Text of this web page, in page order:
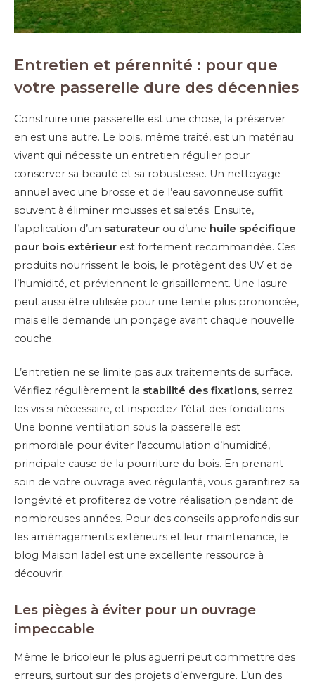
Entretien et pérennité : pour que
votre passerelle dure des décennies
Construire une passerelle est une chose, la préserver
en est une autre. Le bois, même traité, est un matériau
vivant qui nécessite un entretien régulier pour
conserver sa beauté et sa robustesse. Un nettoyage
annuel avec une brosse et de l’eau savonneuse suffit
souvent à éliminer mousses et saletés. Ensuite,
l’application d’un saturateur ou d’une huile spécifique
pour bois extérieur est fortement recommandée. Ces
produits nourrissent le bois, le protègent des UV et de
l’humidité, et préviennent le grisaillement. Une lasure
peut aussi être utilisée pour une teinte plus prononcée,
mais elle demande un ponçage avant chaque nouvelle
couche.
L’entretien ne se limite pas aux traitements de surface.
Vérifiez régulièrement la stabilité des fixations, serrez
les vis si nécessaire, et inspectez l’état des fondations.
Une bonne ventilation sous la passerelle est
primordiale pour éviter l’accumulation d’humidité,
principale cause de la pourriture du bois. En prenant
soin de votre ouvrage avec régularité, vous garantirez sa
longévité et profiterez de votre réalisation pendant de
nombreuses années. Pour des conseils approfondis sur
les aménagements extérieurs et leur maintenance, le
blog Maison Iadel est une excellente ressource à
découvrir.
Les pièges à éviter pour un ouvrage
impeccable
Même le bricoleur le plus aguerri peut commettre des
erreurs, surtout sur des projets d’envergure. L’un des